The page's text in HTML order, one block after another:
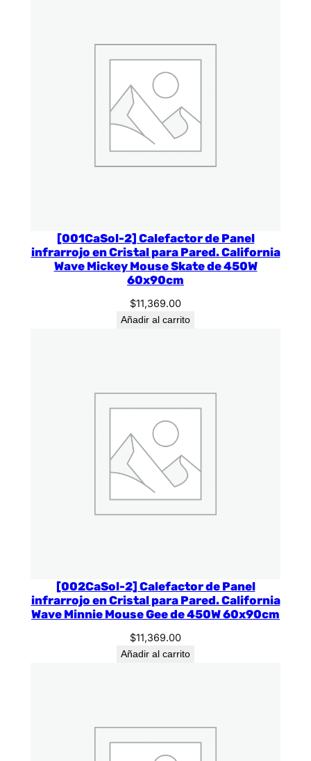
[001CaSol-2] Calefactor de Panel
infrarrojo en Cristal para Pared. California
Wave Mickey Mouse Skate de 450W
60x90cm
$11,369.00
Añadir al carrito
[002CaSol-2] Calefactor de Panel
infrarrojo en Cristal para Pared. California
Wave Minnie Mouse Gee de 450W 60x90cm
$11,369.00
Añadir al carrito